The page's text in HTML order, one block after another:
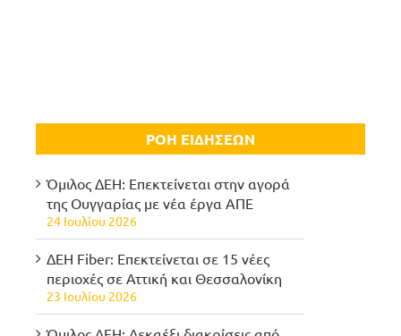
ΡΟΗ ΕΙΔΗΣΕΩΝ
Όμιλος ΔΕΗ: Επεκτείνεται στην αγορά
της Ουγγαρίας με νέα έργα ΑΠΕ
24 Ιουλίου 2026
ΔΕΗ Fiber: Επεκτείνεται σε 15 νέες
περιοχές σε Αττική και Θεσσαλονίκη
23 Ιουλίου 2026